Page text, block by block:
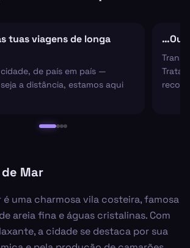
tuas viagens de longa
de país em país —
a distância, estamos aqui
…Ou
Mar
é uma charmosa vila costeira, famosa
areia fina e águas cristalinas. Com
a cidade se destaca por sua